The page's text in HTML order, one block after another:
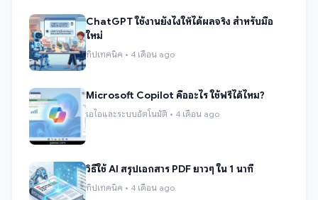
ChatGPT ใช้งานยังไงให้ได้ผลจริง สำหรับมือ
ใหม่
ทิปเทคนิค • 4 เดือน ago
Microsoft Copilot คืออะไร ใช้ฟรีได้ไหม?
เอไอและระบบอัตโนมัติ • 4 เดือน ago
วิธีใช้ AI สรุปเอกสาร PDF ยาวๆ ใน 1 นาที
ทิปเทคนิค • 4 เดือน ago